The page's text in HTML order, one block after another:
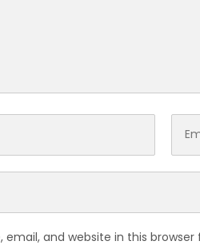
email, and website in this